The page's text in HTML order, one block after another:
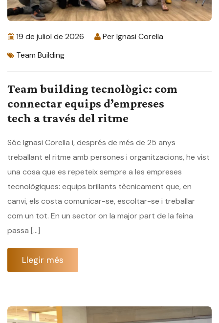
19 de juliol de 2026 PerIgnasi Corella
Team Building
Team building tecnològic: com
connectar equips d’empreses
tech a través del ritme
Sóc Ignasi Corella i, després de més de 25 anys
treballant el ritme amb persones i organitzacions, he vist
una cosa que es repeteix sempre a les empreses
tecnològiques: equips brillants tècnicament que, en
canvi, els costa comunicar-se, escoltar-se i treballar
com un tot. En un sector on la major part de la feina
passa […]
Llegir més